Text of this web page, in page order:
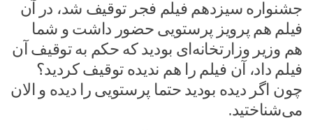
جشنواره سیزدهم فیلم فجر توقیف شد، در آن
فیلم هم پرویز پرستویی حضور داشت و شما
هم وزیر وزارتخانه‌ای بودید که حکم به توقیف آن
فیلم داد، آن فیلم را هم ندیده توقیف کردید؟
چون اگر دیده بودید حتما پرستویی را دیده و الان
می‌شناختید.